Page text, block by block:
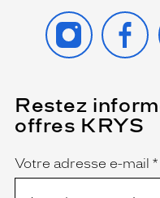
INSTAGRAM
Restez
offres KRYS
Name
Votre adresse e-mail *
(Ce
champ
est